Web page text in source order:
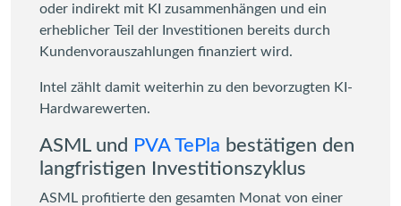
oder indirekt mit KI zusammenhängen und ein
erheblicher Teil der Investitionen bereits durch
Kundenvorauszahlungen finanziert wird.
Intel zählt damit weiterhin zu den bevorzugten KI-
Hardwarewerten.
ASML und PVA TePla bestätigen den
langfristigen Investitionszyklus
ASML profitierte den gesamten Monat von einer